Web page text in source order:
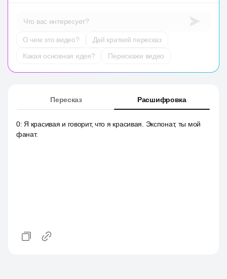
Что вас интересует?
О чем это видео?
Дай краткий пересказ
Какая основная идея?
Перескажи видео
Пересказ Расшифровка
0: Я красивая и говорит, что я красивая. Экспонат, ты мой
фанат.